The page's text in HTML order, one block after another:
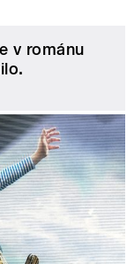
v románu